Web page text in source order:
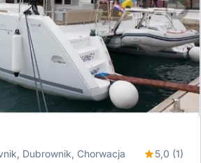
Dubrownik, Chorwacja 5,0 (1)